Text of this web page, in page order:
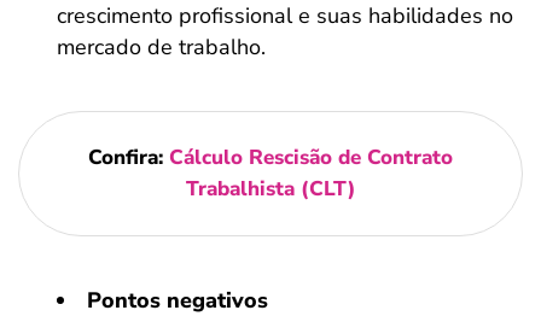
crescimento profissional e suas habilidades no
mercado de trabalho.
Confira: Cálculo Rescisão de Contrato
Trabalhista (CLT)
Pontos negativos